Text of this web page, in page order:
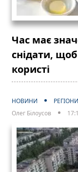
Час має
снідати,
користі
НОВИНИ
РЕГІОНИ
Олег Білоусов